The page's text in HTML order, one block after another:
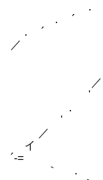
.
. ´
. ´ ／
／ '
. ..｀`
／ -‐
／ ／
' ｀
. l
' {〇
／ つ ' :/
イ ｢Ｖ )
´-= )／ ／
｀ . ／